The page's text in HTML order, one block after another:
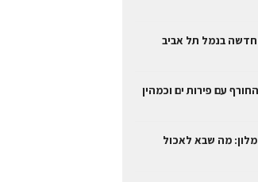
בנמל תל אביב
עם פירות ים וכמהין
מה שבא לאכול